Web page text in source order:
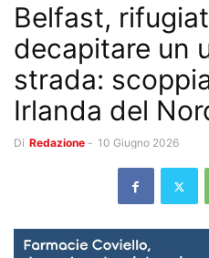
Belfast,
decapitare un
strada:
Irlanda del
Di Redazione - 10 Giugno 2026